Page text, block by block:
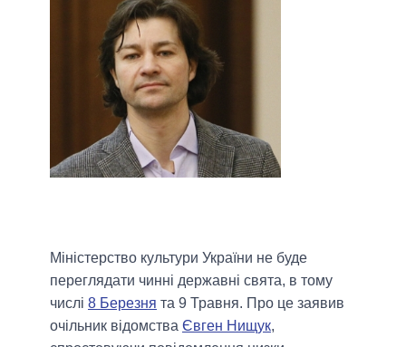
Міністерство культури України не буде
переглядати чинні державні свята, в тому
числі 8 Березня та 9 Травня. Про це заявив
очільник відомства Євген Нищук,